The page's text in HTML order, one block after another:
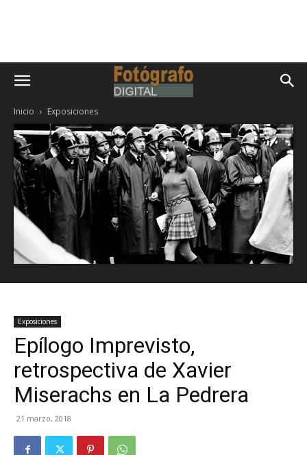
Inicio Exposiciones
Exposiciones
Epílogo Imprevisto,
retrospectiva de Xavier
Miserachs en La Pedrera
21 marzo, 2018